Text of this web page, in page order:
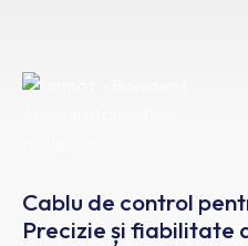
Cablu de control
Precizie și fiabilitate